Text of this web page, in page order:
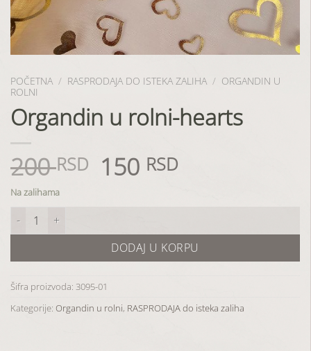
POČETNA / RASPRODAJA DO ISTEKA ZALIHA / ORGANDIN U
ROLNI
Organdin u rolni-hearts
200RSD Originalna
cena
200 RSD.
150 RSD
Na zalihama
Organdin u rolni-hearts količina
DODAJ U KORPU
Šifra proizvoda: 3095-01
Kategorije: Organdin u rolni, RASPRODAJA do isteka zaliha